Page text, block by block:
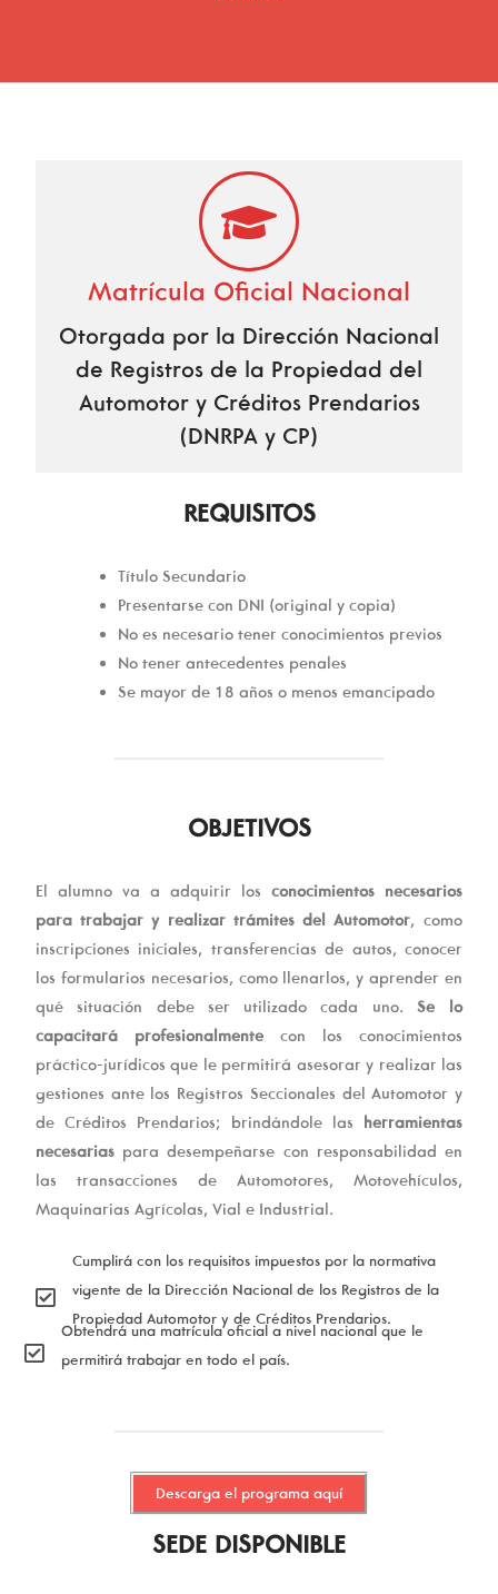
Matrícula Oficial Nacional
Otorgada por la Dirección Nacional
de Registros de la Propiedad del
Automotor y Créditos Prendarios
(DNRPA y CP)
REQUISITOS
Título Secundario
Presentarse con DNI (original y copia)
No es necesario tener conocimientos previos
No tener antecedentes penales
Se mayor de 18 años o menos emancipado
OBJETIVOS
El alumno va a adquirir los conocimientos necesarios
para trabajar y realizar trámites del Automotor, como
inscripciones iniciales, transferencias de autos, conocer
los formularios necesarios, como llenarlos, y aprender en
qué situación debe ser utilizado cada uno. Se lo
capacitará profesionalmente con los conocimientos
práctico-jurídicos que le permitirá asesorar y realizar las
gestiones ante los Registros Seccionales del Automotor y
de Créditos Prendarios; brindándole las herramientas
necesarias para desempeñarse con responsabilidad en
las transacciones de Automotores, Motovehículos,
Maquinarias Agrícolas, Vial e Industrial.
Cumplirá con los requisitos impuestos por la normativa
vigente de la Dirección Nacional de los Registros de la
Propiedad Automotor y de Créditos Prendarios.
Obtendrá una matrícula oficial a nivel nacional que le
permitirá trabajar en todo el país.
Descarga el programa aquí
SEDE DISPONIBLE